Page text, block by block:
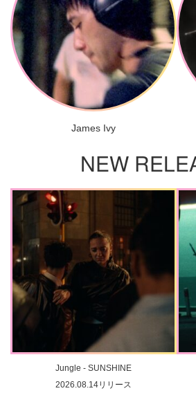
James Ivy
NEW
Jungle - SUNSHINE
2026.08.14リリース